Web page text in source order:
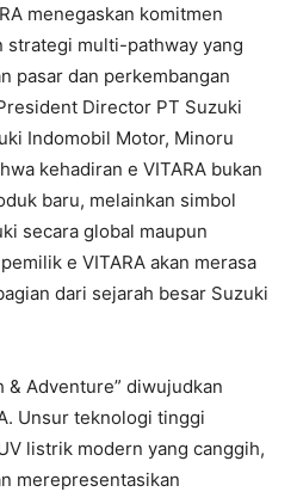
menegaskan komitmen
strategi multi-pathway yang
pasar dan perkembangan
Director PT Suzuki
Indomobil Motor, Minoru
kehadiran e VITARA bukan
baru, melainkan simbol
secara global maupun
e VITARA akan merasa
dari sejarah besar Suzuki
& Adventure” diwujudkan
Unsur teknologi tinggi
listrik modern yang canggih,
merepresentasikan